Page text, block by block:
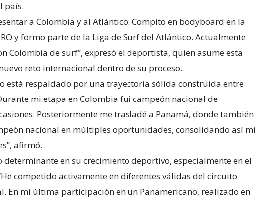
país.
a Colombia y al Atlántico. Compito en bodyboard en la
y formo parte de la Liga de Surf del Atlántico. Actualmente
Colombia de surf”, expresó el deportista, quien asume esta
reto internacional dentro de su proceso.
está respaldado por una trayectoria sólida construida entre
mi etapa en Colombia fui campeón nacional de
Posteriormente me trasladé a Panamá, donde también
nacional en múltiples oportunidades, consolidando así mi
afirmó.
determinante en su crecimiento deportivo, especialmente en el
competido activamente en diferentes válidas del circuito
En mi última participación en un Panamericano, realizado en